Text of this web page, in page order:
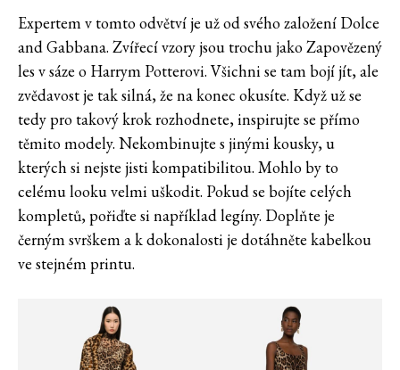
Expertem v tomto odvětví je už od svého založení Dolce
and Gabbana. Zvířecí vzory jsou trochu jako Zapovězený
les v sáze o Harrym Potterovi. Všichni se tam bojí jít, ale
zvědavost je tak silná, že na konec okusíte. Když už se
tedy pro takový krok rozhodnete, inspirujte se přímo
těmito modely. Nekombinujte s jinými kousky, u
kterých si nejste jisti kompatibilitou. Mohlo by to
celému looku velmi uškodit. Pokud se bojíte celých
kompletů, pořiďte si například legíny. Doplňte je
černým svrškem a k dokonalosti je dotáhněte kabelkou
ve stejném printu.